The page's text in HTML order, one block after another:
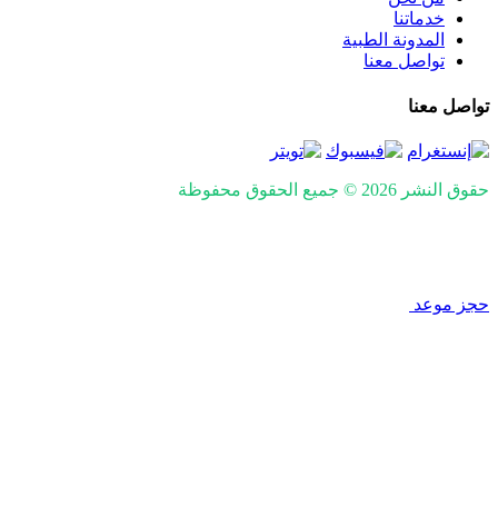
خدماتنا
المدونة الطبية
تواصل معنا
تواصل معنا
حقوق النشر 2026 © جميع الحقوق محفوظة
حجز موعد